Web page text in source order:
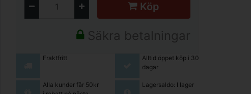
Köp
Säkra betalningar
Fraktfritt
Alltid öppet köp i 30
dagar
Alla kunder får 50kr
Lagersaldo: I lager